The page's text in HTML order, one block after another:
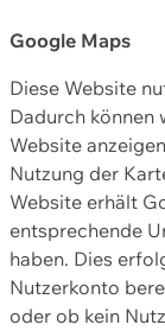
Google Maps
Diese Website
Dadurch können
Website
Nutzung der
Website erhält
entsprechende
haben. Dies
Nutzerkonto
oder ob kein